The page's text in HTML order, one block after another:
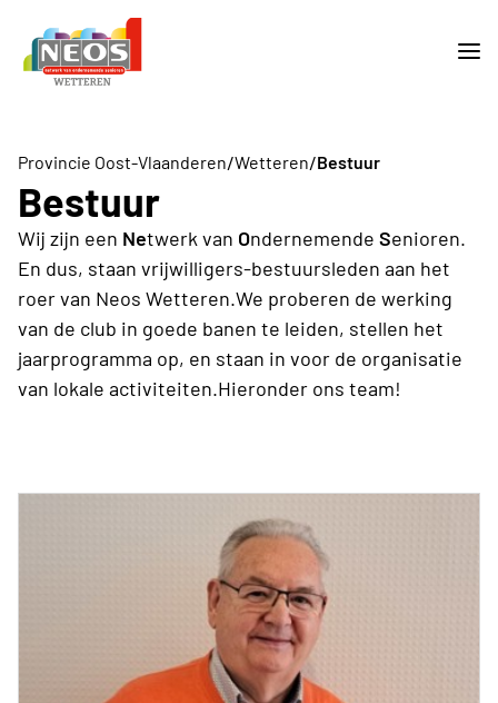
Provincie Oost-Vlaanderen/Wetteren/Bestuur
Bestuur
Wij zijn een Netwerk van Ondernemende Senioren.
En dus, staan vrijwilligers-bestuursleden aan het
roer van Neos Wetteren.We proberen de werking
van de club in goede banen te leiden, stellen het
jaarprogramma op, en staan in voor de organisatie
van lokale activiteiten.Hieronder ons team!